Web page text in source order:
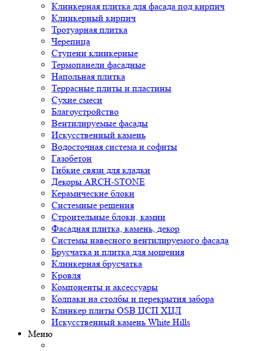
Клинкерная плитка для фасада под кирпич
Клинкерный кирпич
Тротуарная плитка
Черепица
Ступени клинкерные
Термопанели фасадные
Напольная плитка
Террасные плиты и пластины
Сухие смеси
Благоустройство
Вентилируемые фасады
Искусственный камень
Водосточная система и софиты
Газобетон
Гибкие связи для кладки
Декоры ARCH-STONE
Керамические блоки
Системные решения
Строительные блоки, камни
Фасадная плитка, камень, декор
Системы навесного вентилируемого фасада
Брусчатка и плитка для мощения
Клинкерная брусчатка
Кровля
Компоненты и аксессуары
Колпаки на столбы и перекрытия забора
Клинкер плиты OSB ЦСП ХЦЛ
Искусственный камень White Hills
Меню